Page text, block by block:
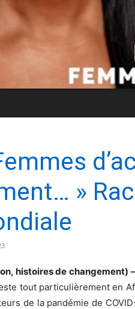
»
histoires de changement) –
tout particulièrement en
de la pandémie de